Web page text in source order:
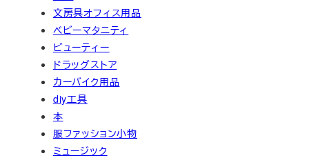
文房具オフィス用品
ベビーマタニティ
ビューティー
ドラッグストア
カーバイク用品
diy工具
本
服ファッション小物
ミュージック